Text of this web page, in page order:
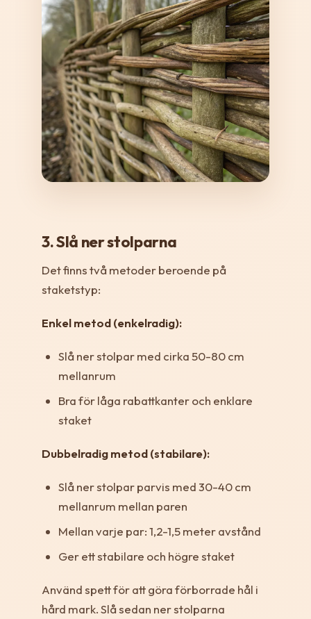
3. Slå ner stolparna
Det finns två metoder beroende på
staketstyp:
Enkel metod (enkelradig):
Slå ner stolpar med cirka 50-80 cm
mellanrum
Bra för låga rabattkanter och enklare
staket
Dubbelradig metod (stabilare):
Slå ner stolpar parvis med 30-40 cm
mellanrum mellan paren
Mellan varje par: 1,2-1,5 meter avstånd
Ger ett stabilare och högre staket
Använd spett för att göra förborrade hål i
hård mark. Slå sedan ner stolparna